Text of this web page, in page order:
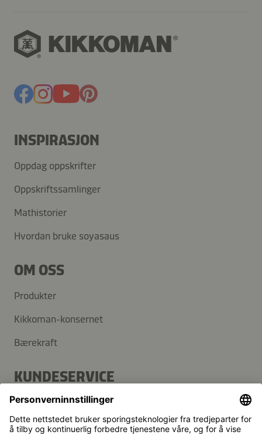
INSPIRASJON
Oppdag oppskrifter
Oppskriftssamlinger
Mathistorier
Hvordan bruke soyasaus
OM OSS
Produkter
Kikkoman-konsernet
Bærekraft
KUNDESERVICE
Vanlige spørsmål
Kontakt